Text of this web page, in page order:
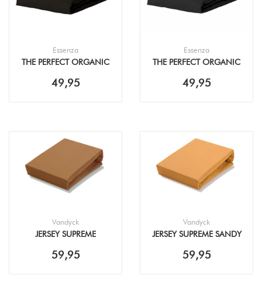
Essenza
THE PERFECT ORGANIC
HOESLAKEN
49,95
Essenza
THE PERFECT ORGANIC
HOESLAKEN
49,95
Vandyck
JERSEY SUPREME
59,95
Vandyck
JERSEY SUPREME SANDY
59,95